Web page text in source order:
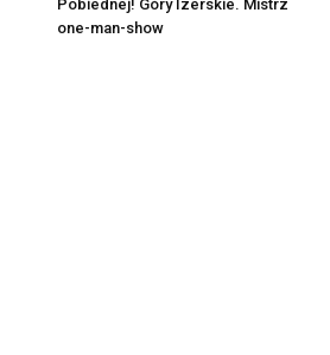
Pobiednej! Góry Izerskie. Mistrz
one-man-show